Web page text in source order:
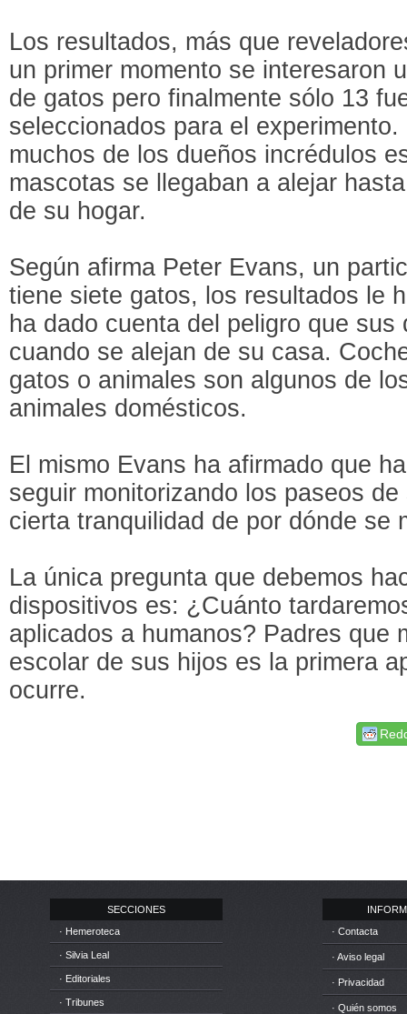
Los resultados, más que
un primer momento se interesaron
de gatos pero finalmente sólo 13
seleccionados para el
muchos de los dueños incrédulos
mascotas se llegaban a alejar
de su hogar.
Según afirma Peter Evans, un
tiene siete gatos, los resultados le
ha dado cuenta del peligro que
cuando se alejan de su casa.
gatos o animales son algunos de
animales domésticos.
El mismo Evans ha afirmado que
seguir monitorizando los paseos
cierta tranquilidad de por dónde se
La única pregunta que debemos
dispositivos es: ¿Cuánto
aplicados a humanos? Padres que
escolar de sus hijos es la primera
ocurre.
SECCIONES
· Hemeroteca
· Silvia Leal
· Editoriales
· Tribunes
· Contacta
· Aviso legal
· Privacidad
· Quién somos